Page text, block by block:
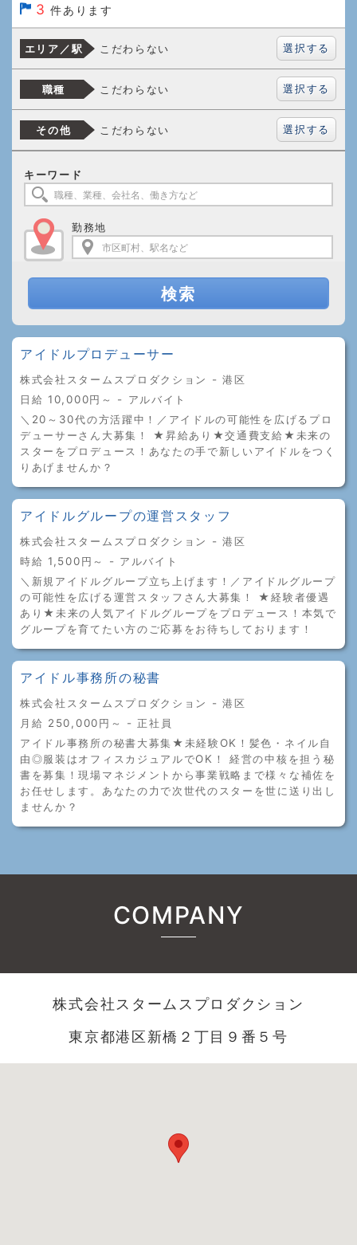
3 件あります
エリア／駅 こだわらない 選択する
職種 こだわらない 選択する
その他 こだわらない 選択する
キーワード
勤務地
検索
アイドルプロデューサー
株式会社スタームスプロダクション - 港区
日給 10,000円～ - アルバイト
＼20～30代の方活躍中！／アイドルの可能性を広げるプロ
デューサーさん大募集！ ★昇給あり★交通費支給★未来の
スターをプロデュース！あなたの手で新しいアイドルをつく
りあげませんか？
アイドルグループの運営スタッフ
株式会社スタームスプロダクション - 港区
時給 1,500円～ - アルバイト
＼新規アイドルグループ立ち上げます！／アイドルグループ
の可能性を広げる運営スタッフさん大募集！ ★経験者優遇
あり★未来の人気アイドルグループをプロデュース！本気で
グループを育てたい方のご応募をお待ちしております！
アイドル事務所の秘書
株式会社スタームスプロダクション - 港区
月給 250,000円～ - 正社員
アイドル事務所の秘書大募集★未経験OK！髪色・ネイル自
由◎服装はオフィスカジュアルでOK！ 経営の中核を担う秘
書を募集！現場マネジメントから事業戦略まで様々な補佐を
お任せします。あなたの力で次世代のスターを世に送り出し
ませんか？
COMPANY
株式会社スタームスプロダクション
東京都港区新橋２丁目９番５号